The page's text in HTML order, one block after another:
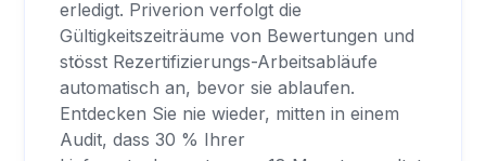
erledigt. Priverion verfolgt die
Gültigkeitszeiträume von Bewertungen und
stösst Rezertifizierungs-Arbeitsabläufe
automatisch an, bevor sie ablaufen.
Entdecken Sie nie wieder, mitten in einem
Audit, dass 30 % Ihrer